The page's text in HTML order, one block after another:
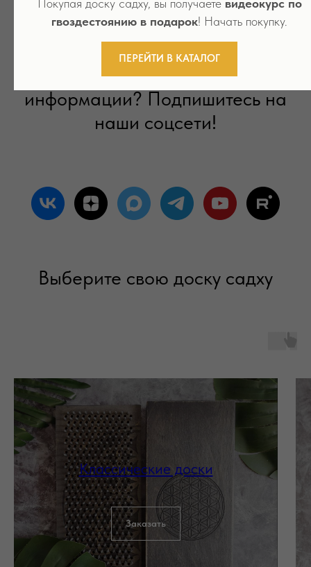
гвоздестоянию в подарок! Начать покупку.
ПЕРЕЙТИ В КАТАЛОГ
Хотите больше полезной
информации? Подпишитесь на
наши соцсети!
Выберите свою доску садху
Классические доски
Заказать